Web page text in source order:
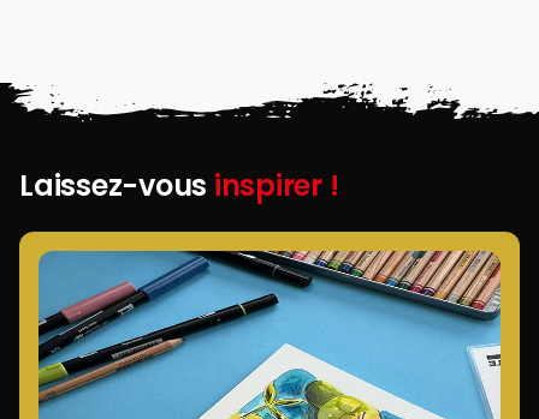
Laissez-vous inspirer !